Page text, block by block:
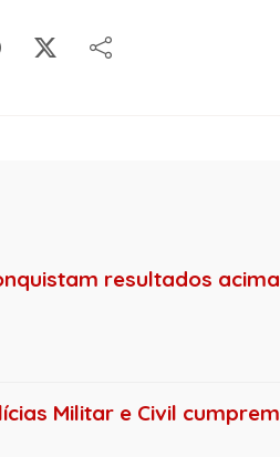
resultados acima
Militar e Civil cumprem